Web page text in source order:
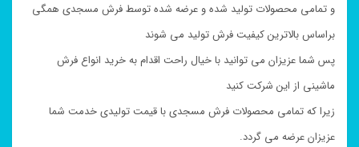
و تمامی محصولات تولید شده و عرضه شده توسط فرش مسجدی همگی
براساس بالاترین کیفیت فرش تولید می شوند
پس شما عزیزان می توانید با خیال راحت اقدام به خرید انواع فرش
ماشینی از این شرکت کنید
زیرا که تمامی محصولات فرش مسجدی با قیمت تولیدی خدمت شما
عزیزان عرضه می گردد.